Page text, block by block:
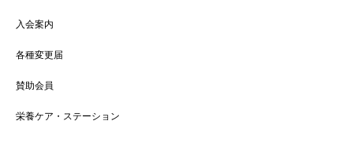
入会案内
各種変更届
賛助会員
栄養ケア・ステーション